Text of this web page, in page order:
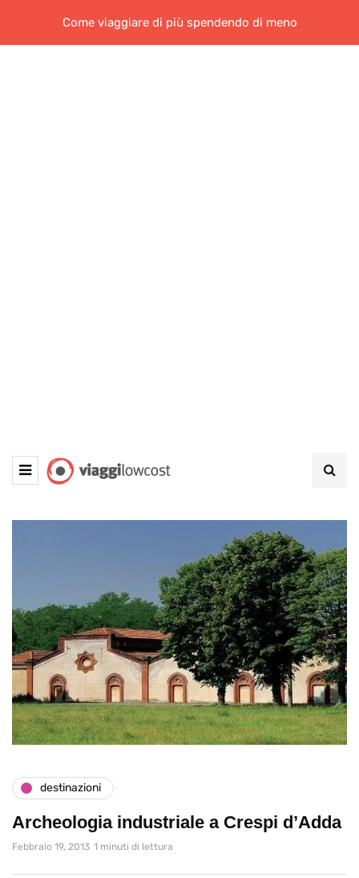
Come viaggiare di più spendendo di meno
destinazioni
Archeologia industriale a Crespi d’Adda
Febbraio 19, 2013 1 minuti di lettura